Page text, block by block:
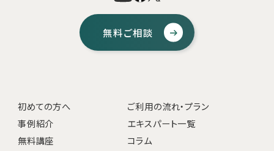
無料ご相談
初めての方へ
ご利用の流れ・プラン
事例紹介
エキスパート一覧
無料講座
コラム